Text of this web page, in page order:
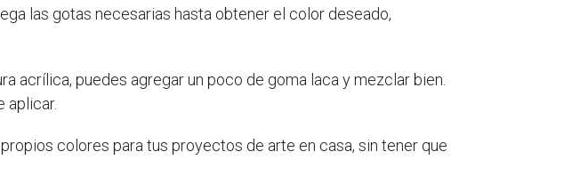
las gotas necesarias hasta obtener el color deseado,
acrílica, puedes agregar un poco de goma laca y mezclar bien.
aplicar.
colores para tus proyectos de arte en casa, sin tener que